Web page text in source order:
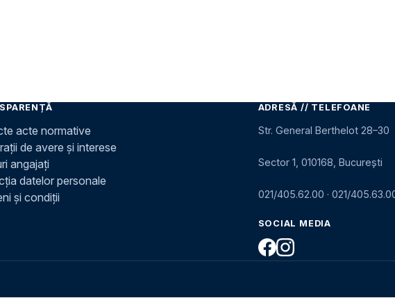
acte normative
de avere și interese
angajați
datelor personale
și condiții
ADRESĂ // TELEFOANE
Str. General Berthelot 28–30
Sector 1, 010168, București
021/405.62.00 · 021/
SOCIAL MEDIA